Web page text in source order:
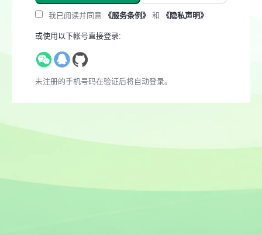
我已阅读并同意 《服务条例》 和 《隐私声明》
或使用以下帐号直接登录:
未注册的手机号码在验证后将自动登录。